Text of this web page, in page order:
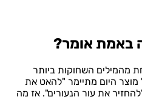
באמת אומר?
מהמילים השחוקות ביותר
היום מתיימר "להאט את
את עור הנעורים". אז מה